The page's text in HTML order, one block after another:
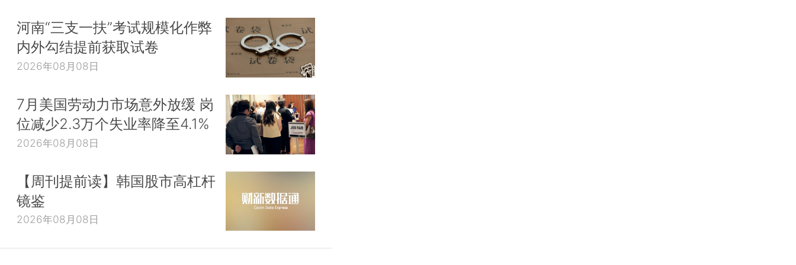
河南“三支一扶”考试规模化作弊
内外勾结提前获取试卷
2026年08月08日
7月美国劳动力市场意外放缓 岗
位减少2.3万个失业率降至4.1%
2026年08月08日
【周刊提前读】韩国股市高杠杆
镜鉴
2026年08月08日